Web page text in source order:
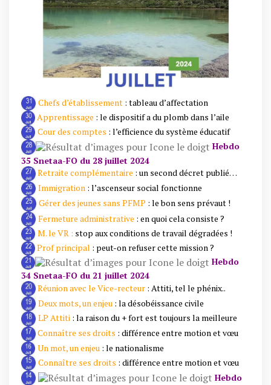
Chefs d’établissement : tableau d’affectation
Apprentissage : le dispositif a du plomb dans l’aile
Cour des comptes : l’efficience du système éducatif
Hebdo
35 Snetaa-FO du 28 juillet 2024
Retraite complémentaire : un second décret publié…
Immigration : l’ascenseur social fonctionne
Gérer des jeunes sans PFMP : le bon sens prévaut !
Fermeture administrative : en quoi cela consiste ?
M. le VR : stop aux conditions de travail dégradées !
Prof principal : peut-on refuser cette mission ?
Hebdo
34 Snetaa-FO du 21 juillet 2024
Réunion avec le Vice-recteur : Attiti, tel le phénix..
Deux mots, un enjeu : la désobéissance civile
LP Attiti : la raison du + fort est toujours la meilleure
Connaître ses droits : différence entre motion et vœu
Un mot, un enjeu : le nationalisme
Connaître ses droits : différence entre motion et vœu
Hebdo